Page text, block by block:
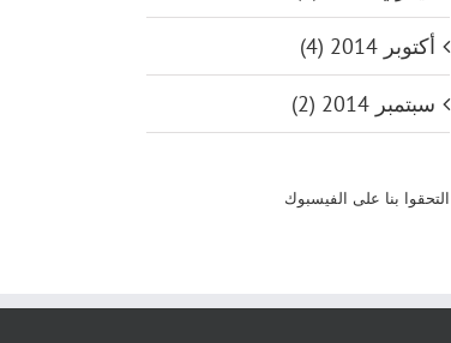
أكتوبر 2014 (4)
سبتمبر 2014 (2)
التحقوا بنا على الفيسبوك